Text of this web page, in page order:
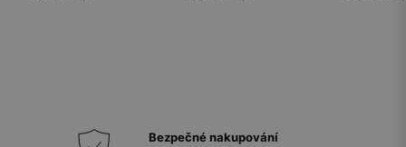
Bezpečné nakupování